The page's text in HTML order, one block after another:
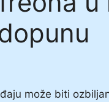
može biti